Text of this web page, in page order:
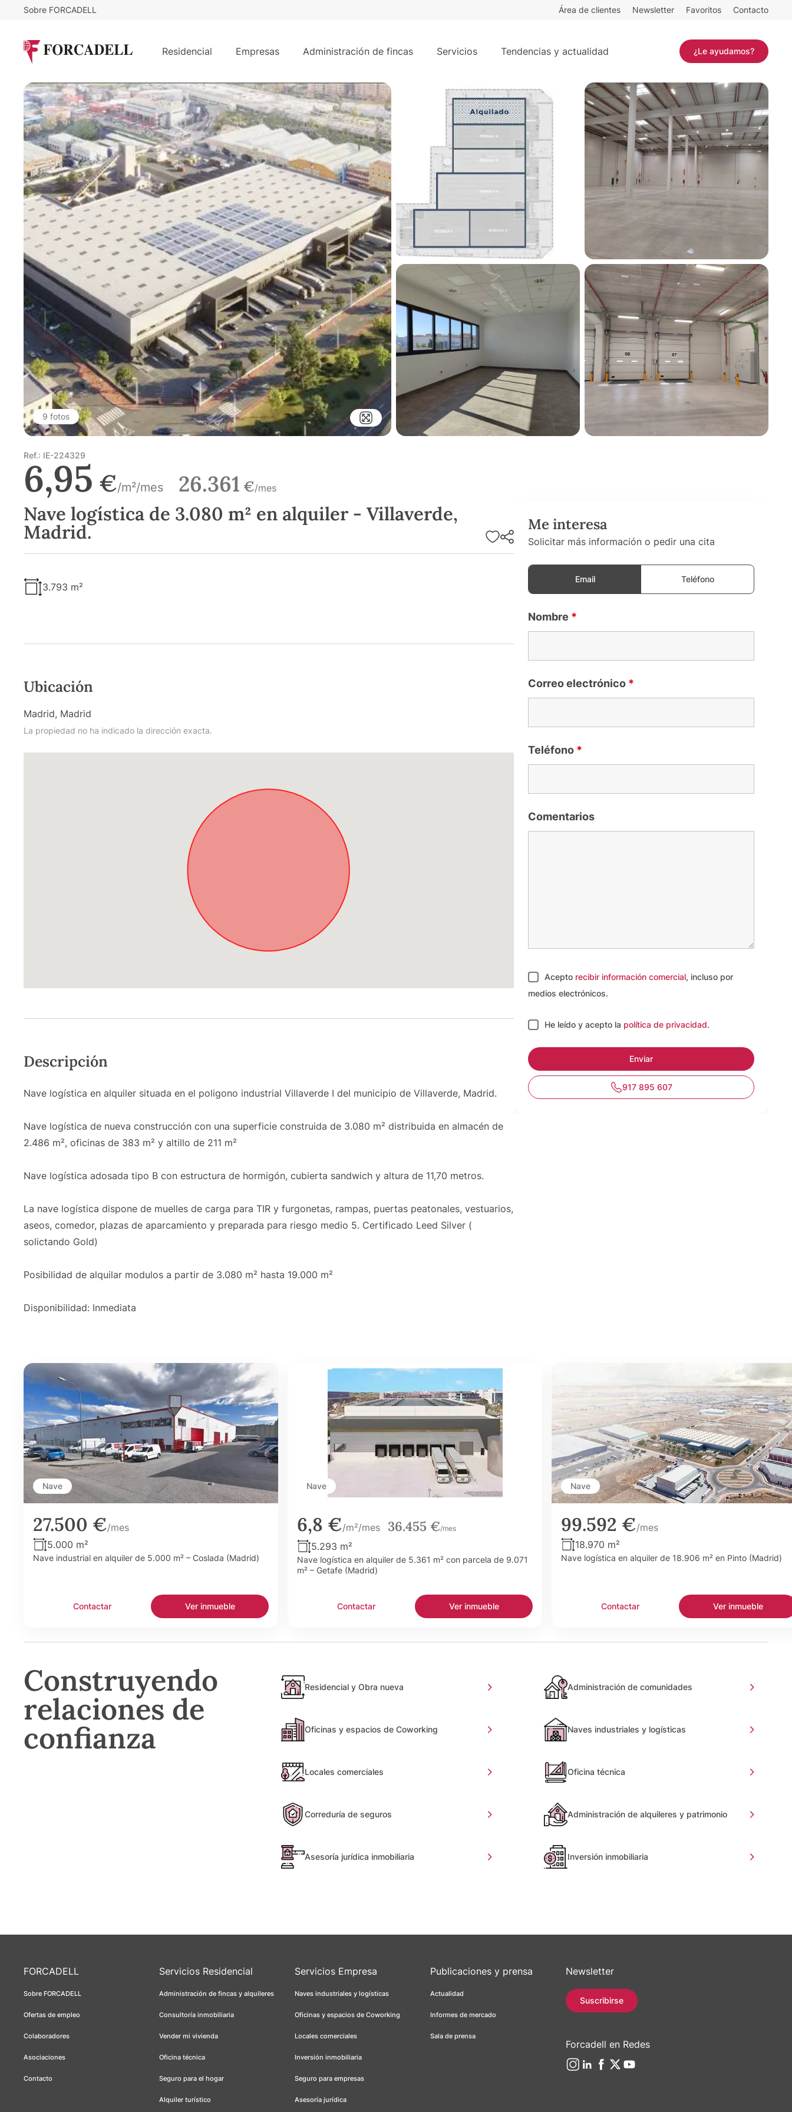
Sobre FORCADELL Área de clientes Newsletter Favoritos Contacto
Residencial Empresas Administración de fincas Servicios Tendencias y actualidad ¿Le ayudamos?
Nave logística de 3.080 m² en alquiler - Villaverde, Madrid.
9 fotos
Ref.: IE-224329
6,95 €/m²/mes 26.361 €/mes
Nave logística de 3.080 m² en alquiler - Villaverde,
Madrid.
3.793 m²
Ubicación
Madrid, Madrid
La propiedad no ha indicado la dirección exacta.
Descripción
Nave logística en alquiler situada en el poligono industrial Villaverde I del municipio de Villaverde, Madrid.
Nave logística de nueva construcción con una superficie construida de 3.080 m² distribuida en almacén de
2.486 m², oficinas de 383 m² y altillo de 211 m²
Nave logística adosada tipo B con estructura de hormigón, cubierta sandwich y altura de 11,70 metros.
La nave logística dispone de muelles de carga para TIR y furgonetas, rampas, puertas peatonales, vestuarios,
aseos, comedor, plazas de aparcamiento y preparada para riesgo medio 5. Certificado Leed Silver (
solictando Gold)
Posibilidad de alquilar modulos a partir de 3.080 m² hasta 19.000 m²
Disponibilidad: Inmediata
Me interesa
Solicitar más información o pedir una cita
Email Teléfono
Nombre *
Correo electrónico *
Teléfono *
Comentarios
Acepto recibir información comercial, incluso por
medios electrónicos.
He leído y acepto la política de privacidad.
917 895 607
Nave
27.500 €/mes
5.000 m²
Nave industrial en alquiler de 5.000 m² – Coslada (Madrid)
Contactar Ver inmueble
Nave
6,8 €/m²/mes 36.455 €/mes
5.293 m²
Nave logística en alquiler de 5.361 m² con parcela de 9.071
m² – Getafe (Madrid)
Contactar Ver inmueble
Nave
99.592 €/mes
18.970 m²
Nave logística en alquiler de 18.906 m² en Pinto (Madrid)
Contactar Ver inmueble
Construyendo
relaciones de
confianza
Residencial y Obra nueva Administración de comunidades
Oficinas y espacios de Coworking Naves industriales y logísticas
Locales comerciales Oficina técnica
Correduría de seguros Administración de alquileres y patrimonio
Asesoría jurídica inmobiliaria Inversión inmobiliaria
FORCADELL
Sobre FORCADELL
Ofertas de empleo
Colaboradores
Asociaciones
Contacto
Servicios Residencial
Administración de fincas y alquileres
Consultoría inmobiliaria
Vender mi vivienda
Oficina técnica
Seguro para el hogar
Alquiler turístico
Servicios Empresa
Naves industriales y logísticas
Oficinas y espacios de Coworking
Locales comerciales
Inversión inmobiliaria
Seguro para empresas
Asesoría jurídica
Publicaciones y prensa
Actualidad
Informes de mercado
Sala de prensa
Newsletter
Suscribirse
Forcadell en Redes